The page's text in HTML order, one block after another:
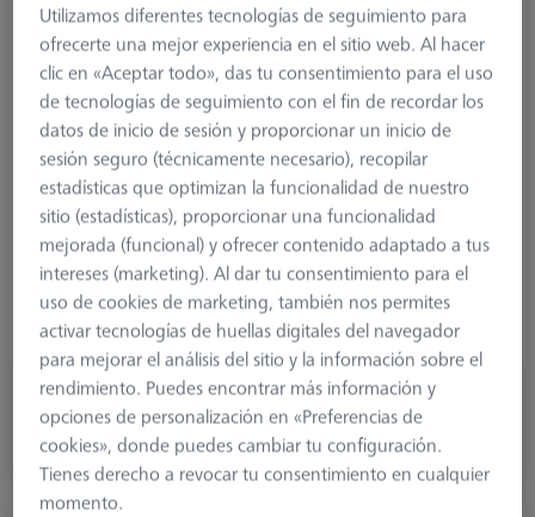
tipo de producto
Stylus
Ø Esfera (DK)
3,5 mm
Longitud (L)
45,0 mm
material de la punta del lápiz óptico
Ruby
Punta del lápiz óptico
Esfera
material del eje
Tung. Carb
Tipo de conexión
M5
la medición de la longitud
15,0 mm
2. Medición de la longitud
7,5 mm
Ø Eje (DS)
2,0 mm
324,60 USD
más el IVA
Disponible en breve
Utilizamos diferentes tecnologías de seguimiento para
ofrecerte una mejor experiencia en el sitio web. Al hacer
clic en «Aceptar todo», das tu consentimiento para el uso
de tecnologías de seguimiento con el fin de recordar los
datos de inicio de sesión y proporcionar un inicio de
sesión seguro (técnicamente necesario), recopilar
estadísticas que optimizan la funcionalidad de nuestro
sitio (estadísticas), proporcionar una funcionalidad
mejorada (funcional) y ofrecer contenido adaptado a tus
intereses (marketing). Al dar tu consentimiento para el
uso de cookies de marketing, también nos permites
activar tecnologías de huellas digitales del navegador
para mejorar el análisis del sitio y la información sobre el
rendimiento. Puedes encontrar más información y
opciones de personalización en «Preferencias de
cookies», donde puedes cambiar tu configuración.
Tienes derecho a revocar tu consentimiento en cualquier
momento.